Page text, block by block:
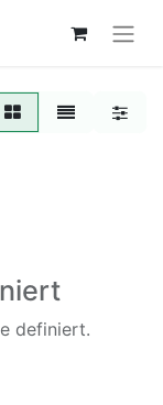
definiert.